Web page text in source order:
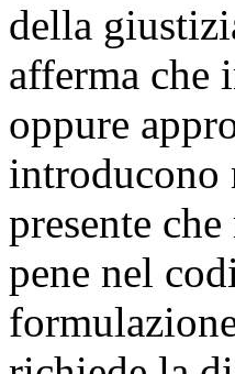
della
afferma che
oppure
introducono
presente
pene nel